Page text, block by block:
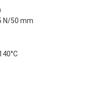
N/50 mm